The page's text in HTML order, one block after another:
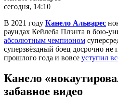
сегодня, 14:10
В 2021 году Канело Альварес
раундах Кейлеба Плэнта в бою-
абсолютным чемпионом
суперзвёздный боец досрочно не
прошлого года и вовсе уступил
Канело
забавное видео